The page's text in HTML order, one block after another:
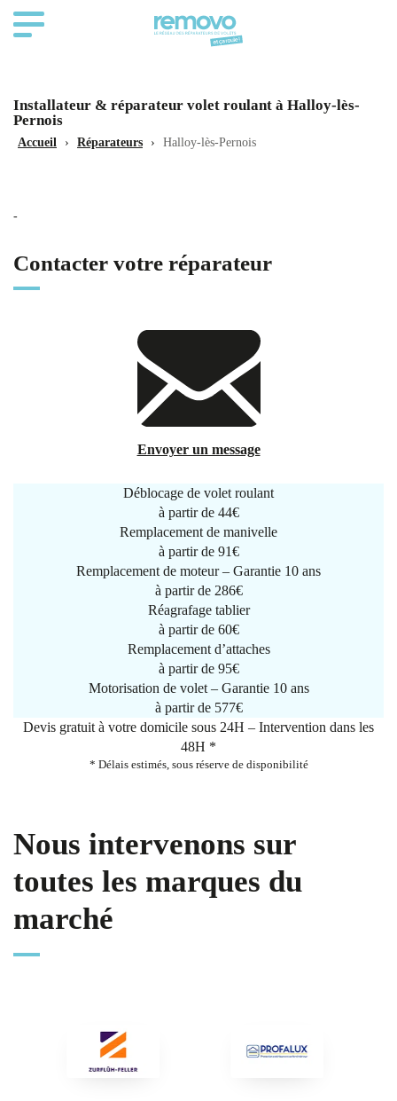
Installateur & réparateur volet roulant à Halloy-lès-
Pernois
Accueil › Réparateurs › Halloy-lès-Pernois
-
Contacter votre réparateur
Envoyer un message
Déblocage de volet roulant
à partir de 44€
Remplacement de manivelle
à partir de 91€
Remplacement de moteur – Garantie 10 ans
à partir de 286€
Réagrafage tablier
à partir de 60€
Remplacement d’attaches
à partir de 95€
Motorisation de volet – Garantie 10 ans
à partir de 577€
Devis gratuit à votre domicile sous 24H – Intervention dans les
48H *
* Délais estimés, sous réserve de disponibilité
Nous intervenons sur
toutes les marques du
marché